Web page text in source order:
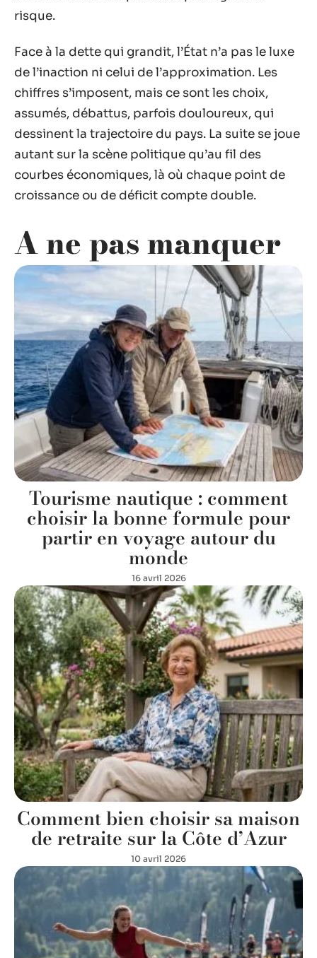
risque.
Face à la dette qui grandit, l’État n’a pas le luxe
de l’inaction ni celui de l’approximation. Les
chiffres s’imposent, mais ce sont les choix,
assumés, débattus, parfois douloureux, qui
dessinent la trajectoire du pays. La suite se joue
autant sur la scène politique qu’au fil des
courbes économiques, là où chaque point de
croissance ou de déficit compte double.
A ne pas manquer
Tourisme nautique : comment
choisir la bonne formule pour
partir en voyage autour du
monde
16 avril 2026
Comment bien choisir sa maison
de retraite sur la Côte d’Azur
10 avril 2026